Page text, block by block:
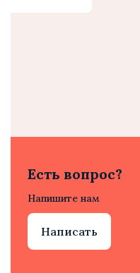
Есть вопрос?
Напишите нам
Написать